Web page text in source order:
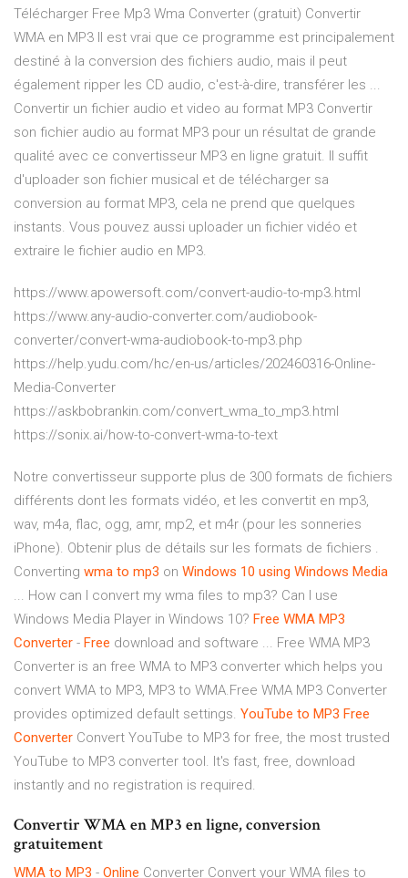
Télécharger Free Mp3 Wma Converter (gratuit) Convertir
WMA en MP3 Il est vrai que ce programme est principalement
destiné à la conversion des fichiers audio, mais il peut
également ripper les CD audio, c'est-à-dire, transférer les ...
Convertir un fichier audio et video au format MP3 Convertir
son fichier audio au format MP3 pour un résultat de grande
qualité avec ce convertisseur MP3 en ligne gratuit. Il suffit
d'uploader son fichier musical et de télécharger sa
conversion au format MP3, cela ne prend que quelques
instants. Vous pouvez aussi uploader un fichier vidéo et
extraire le fichier audio en MP3.
https://www.apowersoft.com/convert-audio-to-mp3.html
https://www.any-audio-converter.com/audiobook-
converter/convert-wma-audiobook-to-mp3.php
https://help.yudu.com/hc/en-us/articles/202460316-Online-
Media-Converter
https://askbobrankin.com/convert_wma_to_mp3.html
https://sonix.ai/how-to-convert-wma-to-text
Notre convertisseur supporte plus de 300 formats de fichiers
différents dont les formats vidéo, et les convertit en mp3,
wav, m4a, flac, ogg, amr, mp2, et m4r (pour les sonneries
iPhone). Obtenir plus de détails sur les formats de fichiers .
Converting wma to mp3 on Windows 10 using Windows Media
... How can I convert my wma files to mp3? Can I use
Windows Media Player in Windows 10? Free WMA MP3
Converter - Free download and software ... Free WMA MP3
Converter is an free WMA to MP3 converter which helps you
convert WMA to MP3, MP3 to WMA.Free WMA MP3 Converter
provides optimized default settings. YouTube to MP3 Free
Converter Convert YouTube to MP3 for free, the most trusted
YouTube to MP3 converter tool. It's fast, free, download
instantly and no registration is required.
Convertir WMA en MP3 en ligne, conversion
gratuitement
WMA to MP3 - Online Converter Convert your WMA files to